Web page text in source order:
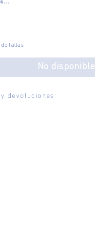
de tallas
No disponible
y devoluciones